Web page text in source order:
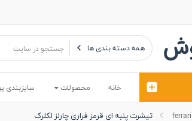
همه دسته بندی ها
خانه محصولات سایزبندی
تیشرت پنبه ای قرمز فراری چارلز لکلرک